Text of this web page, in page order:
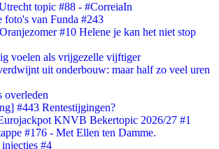
topic #88 - #CorreiaIn
foto's van Funda #243
#10 Helene je kan het niet stop
voelen als vrijgezelle vijftiger
uit onderbouw: maar half zo veel uren
overleden
#443 Rentestijgingen?
KNVB Bekertopic 2026/27 #1
#176 - Met Ellen ten Damme.
#4